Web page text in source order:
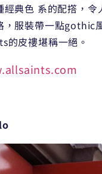
經典色 系的配撘，令
，服裝帶一點gothic
的皮䄛堪稱一絕。